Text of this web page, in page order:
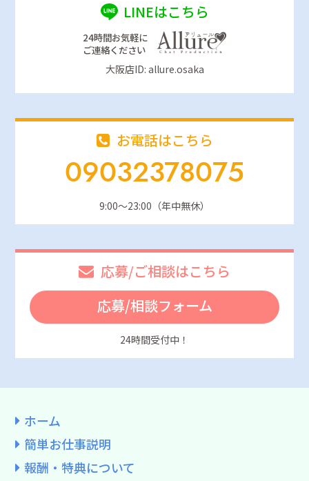
LINEはこちら
24時間お気軽に
ご連絡ください
大阪店ID: allure.osaka
お電話はこちら
09032378075
9:00～23:00（年中無休）
応募/ご相談はこちら
応募/相談フォーム
24時間受付中！
ホーム
簡単お仕事説明
報酬・特典について